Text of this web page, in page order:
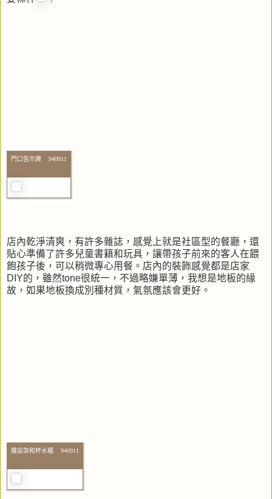
門口告示牌 940911
店內乾淨清爽，有許多雜誌，感覺上就是社區型的餐廳，還
貼心準備了許多兒童書籍和玩具，讓帶孩子前來的客人在餵
飽孩子後，可以稍微專心用餐。店內的裝飾感覺都是店家
DIY的，雖然tone很統一，不過略嫌單薄，我想是地板的緣
故，如果地板換成別種材質，氣氛應該會更好。
雜誌架和杯水櫃 940911